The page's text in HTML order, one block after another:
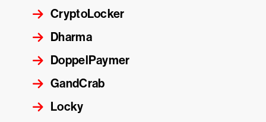
CryptoLocker
Dharma
DoppelPaymer
GandCrab
Locky